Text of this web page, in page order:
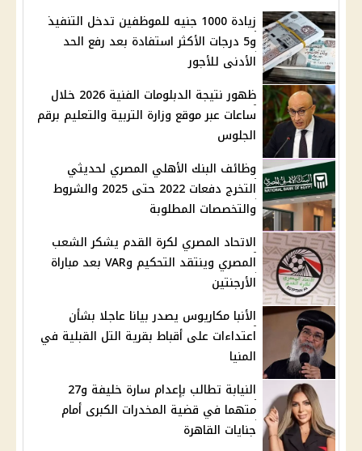
زيادة 1000 جنيه للموظفين تدخل التنفيذ
و5 درجات الأكثر استفادة بعد رفع الحد
الأدنى للأجور
ظهور نتيجة الدبلومات الفنية 2026 خلال
ساعات عبر موقع وزارة التربية والتعليم برقم
الجلوس
وظائف البنك الأهلي المصري لحديثي
التخرج دفعات 2022 حتى 2025 والشروط
والتخصصات المطلوبة
الاتحاد المصري لكرة القدم يشكر الشعب
المصري وينتقد التحكيم وVAR بعد مباراة
الأرجنتين
الأنبا مكاريوس يصدر بيانا عاجلا بشأن
اعتداءات على أقباط بقرية التل القبلية في
المنيا
النيابة تطالب بإعدام سارة خليفة و27
متهما في قضية المخدرات الكبرى أمام
جنايات القاهرة